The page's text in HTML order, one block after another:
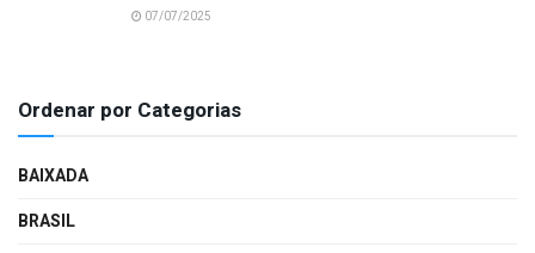
07/07/2025
Ordenar por Categorias
BAIXADA
BRASIL